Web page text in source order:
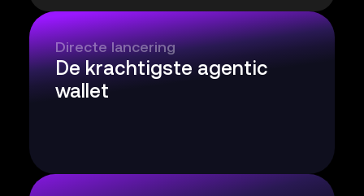
Directe lancering
De krachtigste agentic
wallet